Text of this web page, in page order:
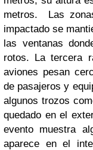
metros.
Las
impactado se
las ventanas
rotos. La tercera
aviones pesan
de pasajeros y
algunos trozos
quedado en el
evento muestra
aparece en el